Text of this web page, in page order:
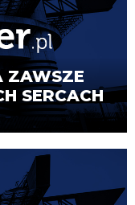
ZAWSZE
SERCACH